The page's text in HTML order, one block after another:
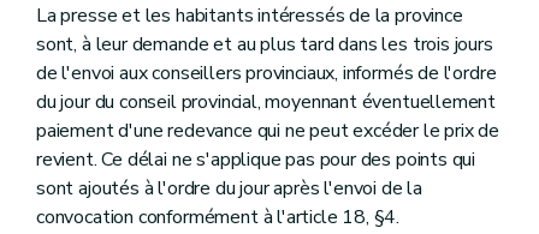
La presse et les habitants intéressés de la province
sont, à leur demande et au plus tard dans les trois jours
de l'envoi aux conseillers provinciaux, informés de l'ordre
du jour du conseil provincial, moyennant éventuellement
paiement d'une redevance qui ne peut excéder le prix de
revient. Ce délai ne s'applique pas pour des points qui
sont ajoutés à l'ordre du jour après l'envoi de la
convocation conformément à l'article 18, §4.